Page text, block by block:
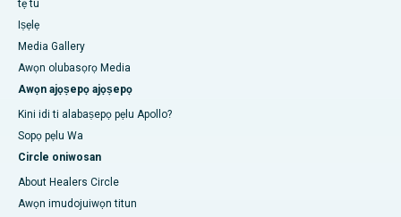
tẹ tu
Iṣẹlẹ
Media Gallery
Awọn olubasọrọ Media
Awọn ajọṣepọ ajọṣepọ
Kini idi ti alabaṣepọ pẹlu Apollo?
Sopọ pẹlu Wa
Circle oniwosan
About Healers Circle
Awọn imudojuiwọn titun